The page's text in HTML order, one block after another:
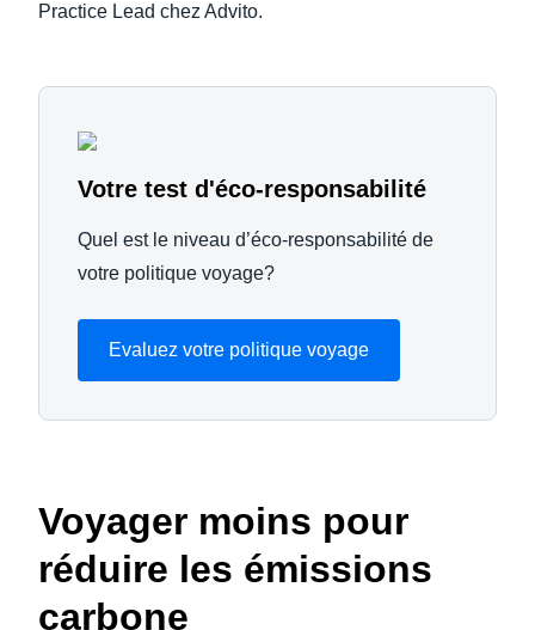
Practice Lead chez Advito.
Votre test d'éco-responsabilité
Quel est le niveau d’éco-responsabilité de
votre politique voyage?
Evaluez votre politique voyage
Voyager moins pour
réduire les émissions
carbone